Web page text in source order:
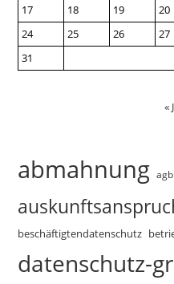
17
18 19 20
24
25 26 27
31
«
abmahnung agb
beschäftigtendatenschutz
datenschutz-